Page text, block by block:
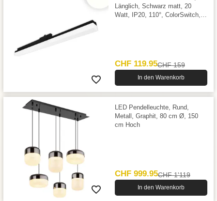
Länglich, Schwarz matt, 20
Watt, IP20, 110°, ColorSwitch,
CHF 119.95CHF 159
In den Warenkorb
LED Pendelleuchte, Rund,
Metall, Graphit, 80 cm Ø, 150
cm Hoch
CHF 999.95CHF 1'119
In den Warenkorb